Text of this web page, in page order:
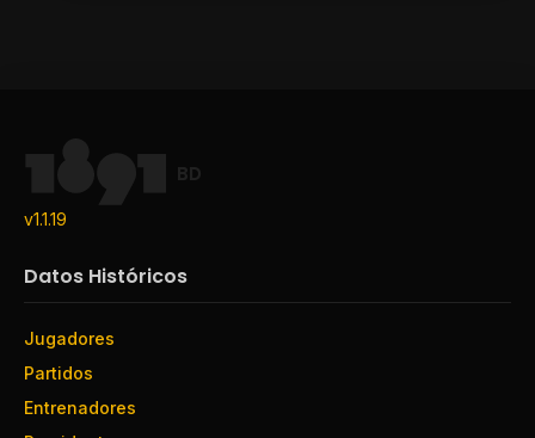
BD
v1.1.19
Datos Históricos
Jugadores
Partidos
Entrenadores